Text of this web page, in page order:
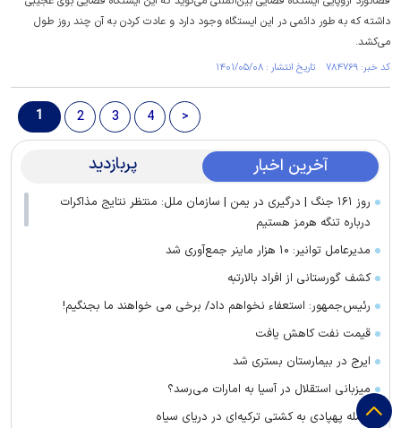
داشته که به طور دائمی در این ایستگاه وجود دارد و عادت کردن به آن چند روز طول
می‌کشد.
کد خبر: ۷۸۴۷۶۹ تاریخ انتشار : ۱۴۰۱/۰۵/۰۸
1 2 3 4 >
آخرین اخبار پربازدید
روز ۱۶۱ جنگ | درگیری در یمن | سازمان ملل: منتظر نتایج مذاکرات
درباره تنگه هرمز هستیم
مدیرعامل توانیر: ۱۰ هزار ماینر جمع‌آوری شد
کشف گورستانی از افراد بالارتبه
رئیس‌جمهور: استعفاء نخواهم داد/ برخی می خواهند ما بجنگیم!
قیمت نفت کاهش یافت
ایرج در بیمارستان بستری شد
میزبانی استقلال در آسیا به امارات می‌رسد؟
حمله پهپادی به کشتی ترکیه‌ای در دریای سیاه